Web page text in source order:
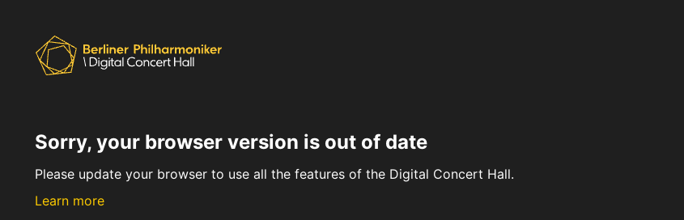
Sorry, your browser version is out of date
Please update your browser to use all the features of the Digital Concert Hall.
Learn more